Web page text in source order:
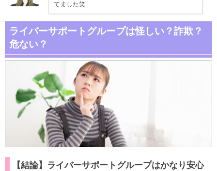
てました笑
ライバーサポートグループは怪しい？詐欺？
危ない？
【結論】ライバーサポートグループはかなり安心